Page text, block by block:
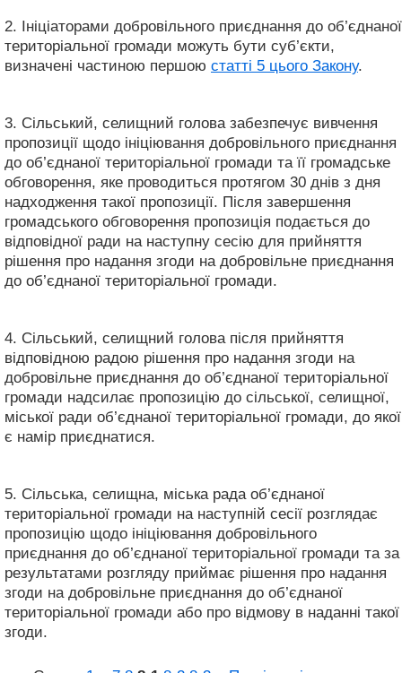
2. Ініціаторами добровільного приєднання до об’єднаної
територіальної громади можуть бути суб’єкти,
визначені частиною першою статті 5 цього Закону.
3. Сільський, селищний голова забезпечує вивчення
пропозиції щодо ініціювання добровільного приєднання
до об’єднаної територіальної громади та її громадське
обговорення, яке проводиться протягом 30 днів з дня
надходження такої пропозиції. Після завершення
громадського обговорення пропозиція подається до
відповідної ради на наступну сесію для прийняття
рішення про надання згоди на добровільне приєднання
до об’єднаної територіальної громади.
4. Сільський, селищний голова після прийняття
відповідною радою рішення про надання згоди на
добровільне приєднання до об’єднаної територіальної
громади надсилає пропозицію до сільської, селищної,
міської ради об’єднаної територіальної громади, до якої
є намір приєднатися.
5. Сільська, селищна, міська рада об’єднаної
територіальної громади на наступній сесії розглядає
пропозицію щодо ініціювання добровільного
приєднання до об’єднаної територіальної громади та за
результатами розгляду приймає рішення про надання
згоди на добровільне приєднання до об’єднаної
територіальної громади або про відмову в наданні такої
згоди.